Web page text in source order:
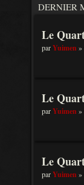
DERNIER
Le
parYuimen»
Le
parYuimen»
Le
parYuimen»